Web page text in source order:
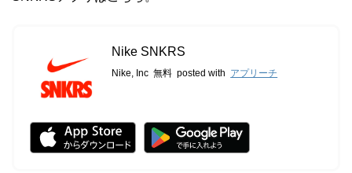
Nike SNKRS
Nike, Inc 無料 posted with アプリーチ